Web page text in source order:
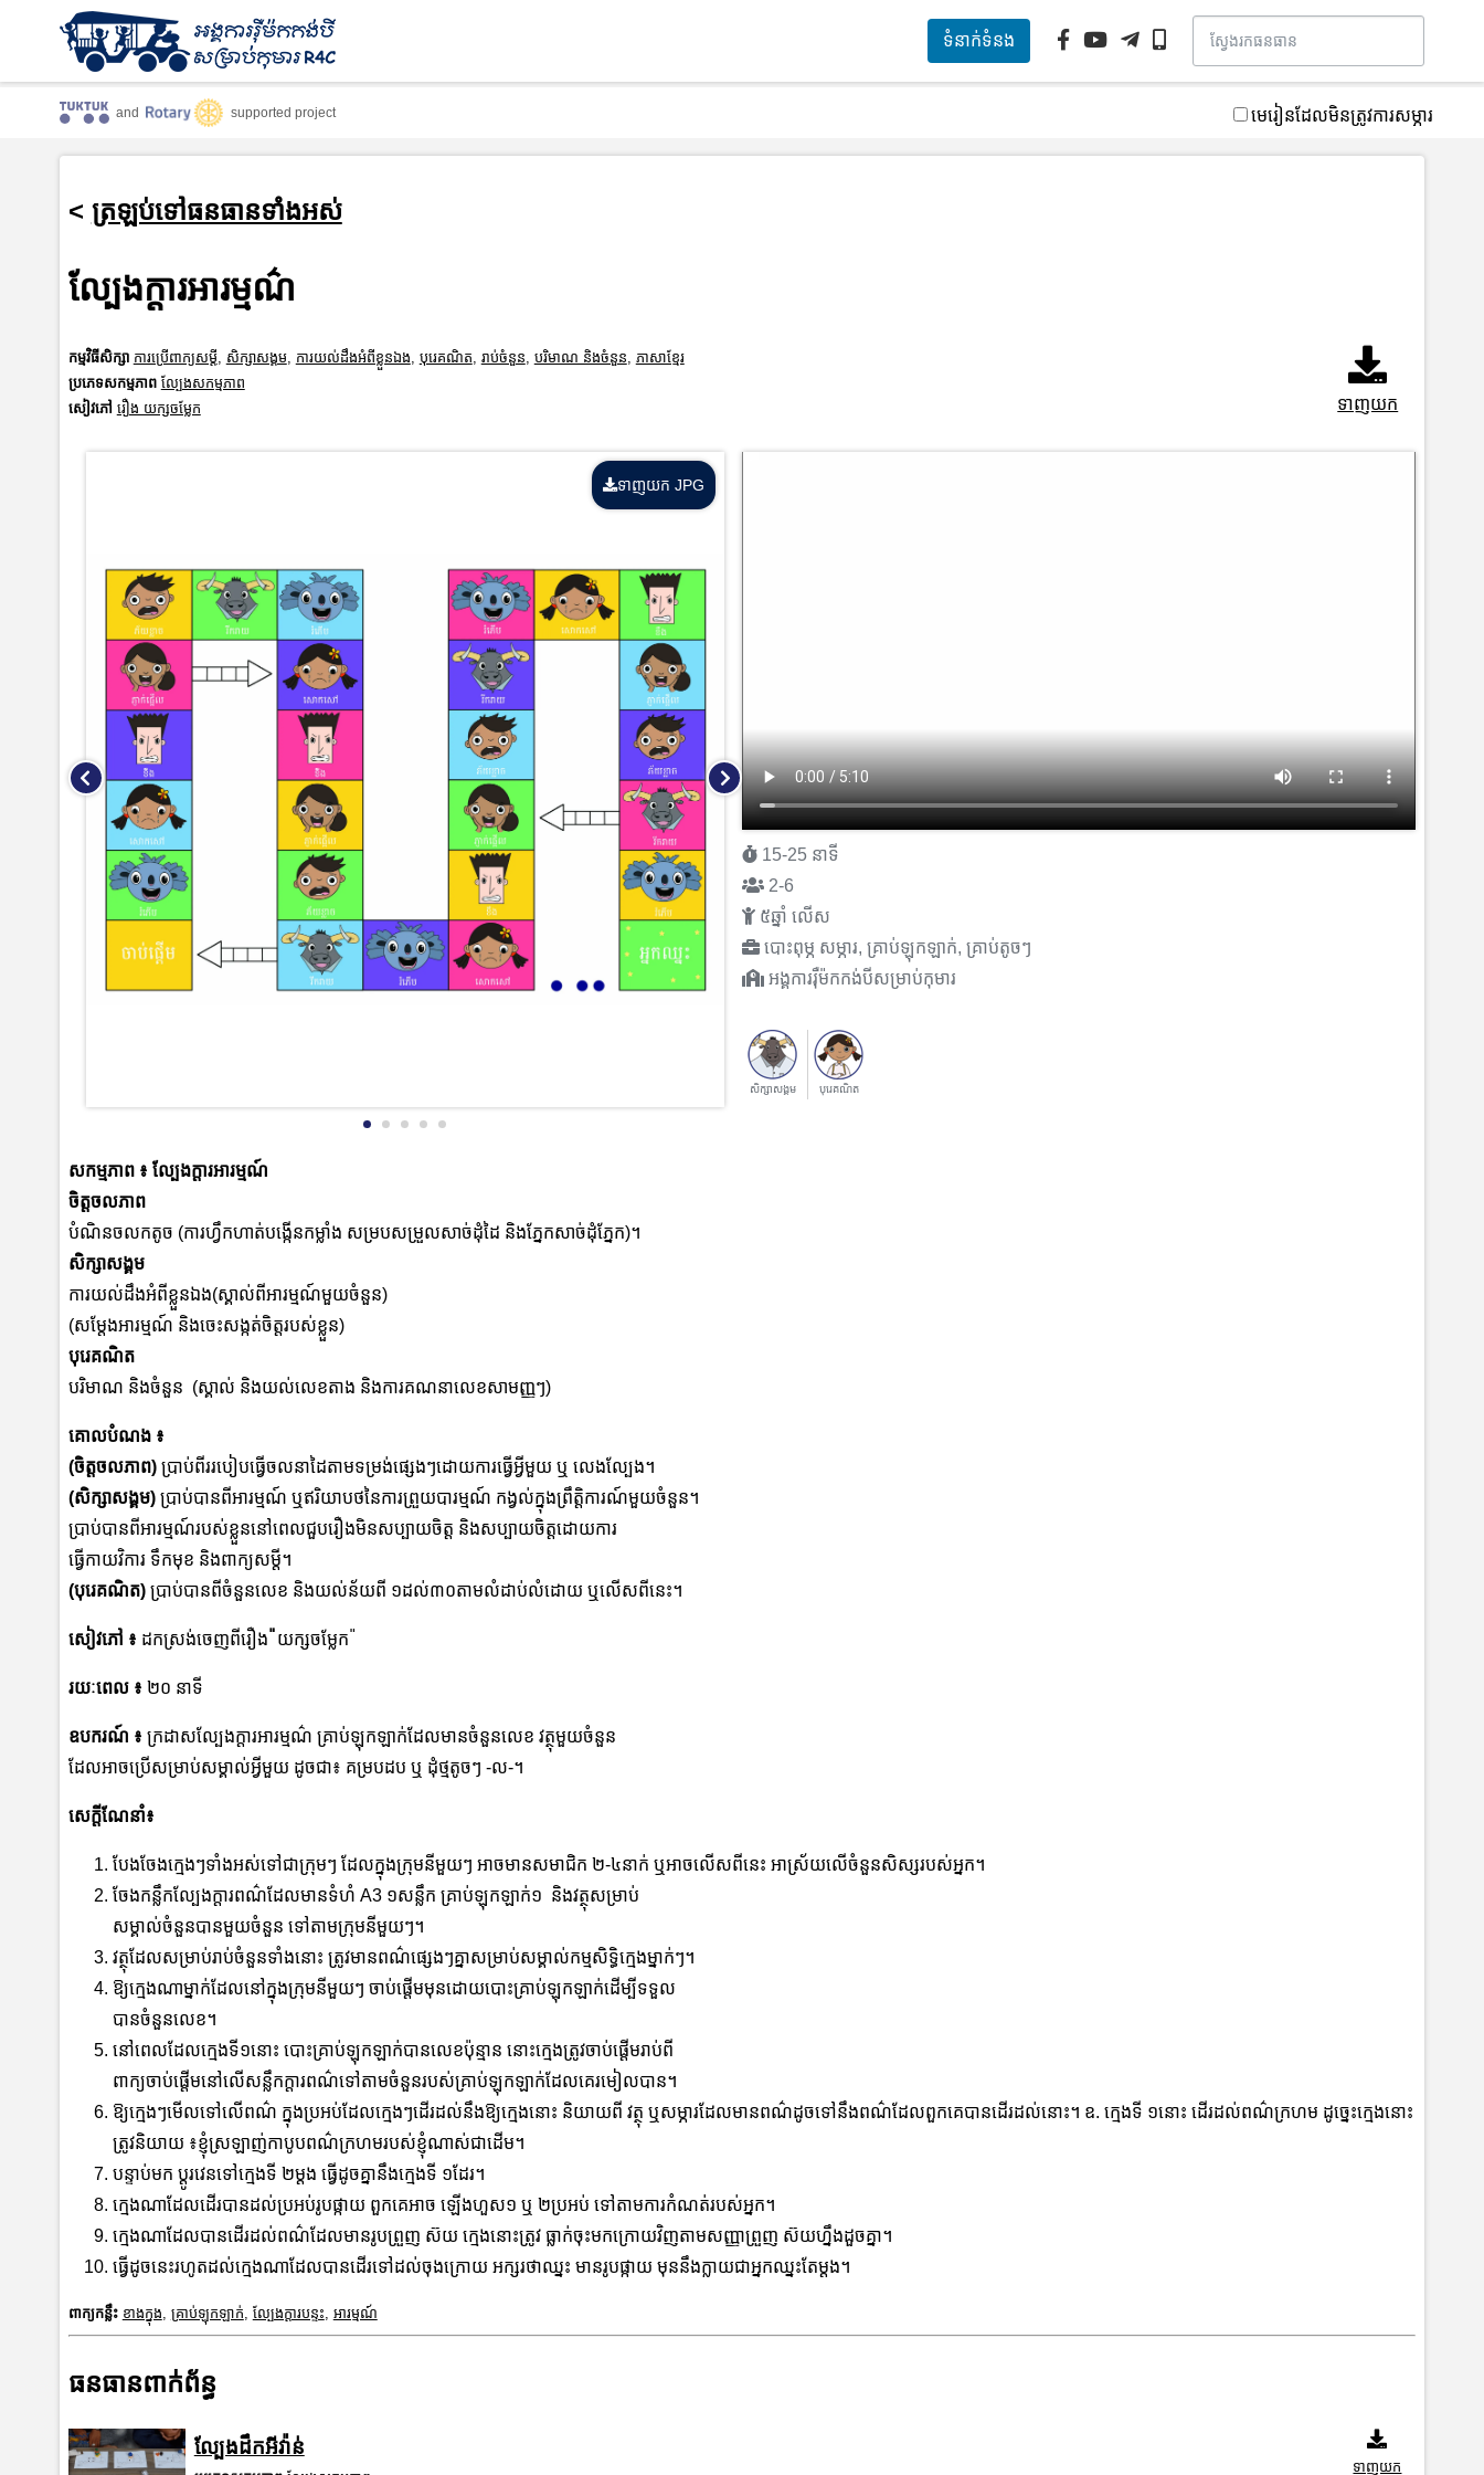
ទំនាក់ទំនង
and supported project មេរៀនដែលមិនត្រូវការសម្ភារ
< ត្រឡប់ទៅធនធានទាំងអស់
ល្បែងក្ដារអារម្មណ៌
ទាញយក
កម្មវិធីសិក្សា ការប្រើពាក្យសម្តី, សិក្សាសង្គម, ការយល់ដឹងអំពីខ្លួនឯង បុរេគណិត រាប់ចំនួន បរិមាណ និងចំនួន ភាសាខ្មែរ
ប្រភេទសកម្មភាព ល្បែងសកម្មភាព
សៀវភៅ រឿង យក្សចម្លែក
ទាញយក JPG
15-25 នាទី
2-6
៥ឆ្នាំ លើស
បោះពុម្ភ សម្ភារ, គ្រាប់ឡុកឡាក់, គ្រាប់តូចៗ
អង្គការរុឺម៉កកង់បីសម្រាប់កុមារ
សិក្សាសង្គម បុរេគណិត
សកម្មភាព ៖ ល្បែងក្ដារអារម្មណ៍
ចិត្តចលភាព
បំណិនចលកតូច (ការហ្វឹកហាត់បង្កើនកម្លាំង សម្របសម្រួលសាច់ដុំដៃ និងភ្នែកសាច់ដុំភ្នែក)។
សិក្សាសង្គម
ការយល់ដឹងអំពីខ្លួនឯង(ស្គាល់ពីអារម្មណ៍មួយចំនួន)
(សម្តែងអារម្មណ៍ និងចេះសង្កត់ចិត្តរបស់ខ្លួន)
បុរេគណិត​
បរិមាណ និងចំនួន​ (ស្គាល់ និងយល់លេខតាង និងការគណនាលេខសាមញ្ញៗ)
គោលបំណង ៖
(ចិត្តចលភាព) ប្រាប់ពីររបៀបធ្វើចលនាដៃតាមទម្រង់ផ្សេងៗដោយការធ្វើអ្វីមួយ ឬ លេងល្បែង។
(សិក្សាសង្គម) ប្រាប់បានពីអារម្មណ៍ ឬឥរិយាបថនៃការព្រួយបារម្មណ៍ កង្វល់ក្នុងព្រឹត្តិការណ៍មួយចំនួន។
ប្រាប់បានពីអារម្មណ៍របស់ខ្លួននៅពេលជួបរឿងមិនសប្បាយចិត្ត និងសប្បាយចិត្តដោយការ
ធ្វើកាយវិការ ទឹកមុខ និងពាក្យសម្តី។
(បុរេគណិត​) ប្រាប់បានពីចំនួនលេខ និងយល់ន័យពី ១ដល់៣០តាមលំដាប់លំដោយ ឬលើសពីនេះ។
សៀវភៅ ៖ ដកស្រង់ចេញពីរឿង យក្សចម្លែក ៉
រយៈពេល ៖ ២០ នាទី
ឧបករណ៍ ៖ ក្រដាសល្បែងក្ដារអារម្មណ៌ គ្រាប់ឡុកឡាក់ដែលមានចំនួនលេខ វត្ថុមួយចំនួន
ដែលអាចប្រើសម្រាប់សម្គាល់អ្វីមួយ ដូចជា៖ គម្របដប ឬ ដុំថ្មតូចៗ -ល-។
សេក្ដីណែនាំ៖
បែងចែងក្មេងៗទាំងអស់ទៅជាក្រុមៗ ដែលក្នុងក្រុមនីមួយៗ អាចមានសមាជិក ២-៤នាក់ ឬអាចលើសពីនេះ អាស្រ័យលើចំនួនសិស្សរបស់អ្នក។
ចែងកន្លឹកល្បែងក្ដារពណ៌ដែលមានទំហំ A3 ១សន្លឹក គ្រាប់ឡុកឡាក់១ និងវត្ថុសម្រាប់
សម្គាល់ចំនួនបានមួយចំនួន ទៅតាមក្រុមនីមួយៗ។
វត្ថុដែលសម្រាប់រាប់ចំនួនទាំងនោះ ត្រូវមានពណ៌ផ្សេងៗគ្នាសម្រាប់សម្គាល់កម្មសិទ្ធិក្មេងម្នាក់ៗ។
ឱ្យក្មេងណាម្នាក់ដែលនៅក្នុងក្រុមនីមួយៗ ចាប់ផ្ដើមមុនដោយបោះគ្រាប់ឡុកឡាក់ដើម្បីទទួល
បានចំនួនលេខ។
នៅពេលដែលក្មេងទី១នោះ បោះគ្រាប់ឡុកឡាក់បានលេខប៉ុន្មាន នោះក្មេងត្រូវចាប់ផ្ដើមរាប់ពី
ពាក្យចាប់ផ្ដើមនៅលើសន្លឹកក្ដារពណ៌ទៅតាមចំនួនរបស់គ្រាប់ឡុកឡាក់ដែលគេរមៀលបាន។
ឱ្យក្មេងៗមើលទៅលើពណ៌ ក្នុងប្រអប់ដែលក្មេងៗដើរដល់នឹងឱ្យក្មេងនោះ និយាយពី វត្ថុ ឬសម្ភារដែលមានពណ៌ដូចទៅនឹងពណ៌ដែលពួកគេបានដើរដល់នោះ។ ឧ. ក្មេងទី ១នោះ ដើរដល់ពណ៌ក្រហម ដូច្នេះក្មេងនោះ
ត្រូវនិយាយ ៖ខ្ញុំស្រឡាញ់កាបូបពណ៌ក្រហមរបស់ខ្ញុំណាស់ជាដើម។
បន្ទាប់មក ប្ដូរវេនទៅក្មេងទី ២ម្ដង ធ្វើដូចគ្នានឹងក្មេងទី ១ដែរ។
ក្មេងណាដែលដើរបានដល់ប្រអប់រូបផ្កាយ ពួកគេអាច ឡើងហួស១ ឬ ២ប្រអប់ ទៅតាមការកំណត់របស់អ្នក។
ក្មេងណាដែលបានដើរដល់ពណ៌ដែលមានរូបព្រួញ ស៊យ ក្មេងនោះត្រូវ ធ្លាក់ចុះមកក្រោយវិញតាមសញ្ញាព្រួញ ស៊យហ្នឹងដួចគ្នា។
ធ្វើដូចនេះរហូតដល់ក្មេងណាដែលបានដើរទៅដល់ចុងក្រោយ អក្សរថាឈ្នះ មានរូបផ្កាយ មុននឹងក្លាយជាអ្នកឈ្នះតែម្ដង។
ពាក្យកន្លឹះ ខាងក្នុង, គ្រាប់ឡុកឡាក់, ល្បែងក្តារបន្ទះ, អារម្មណ៍
ធនធានពាក់ព័ន្ធ
ល្បែងដឹកអីវ៉ាន់
ទាញយក